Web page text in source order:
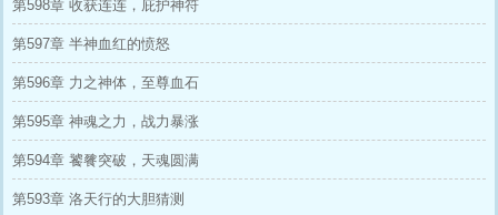
第598章 收获连连，庇护神符
第597章 半神血红的愤怒
第596章 力之神体，至尊血石
第595章 神魂之力，战力暴涨
第594章 饕餮突破，天魂圆满
第593章 洛天行的大胆猜测